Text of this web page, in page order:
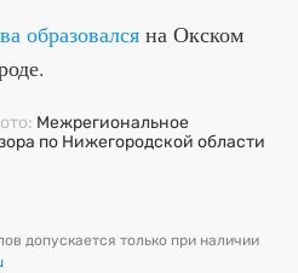
образовался на Окском
Межрегиональное
по Нижегородской области
допускается только при наличии